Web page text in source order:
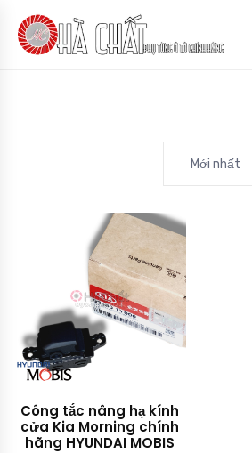
Mới nhất
Công tắc nâng hạ kính
cửa Kia Morning chính
hãng HYUNDAI MOBIS